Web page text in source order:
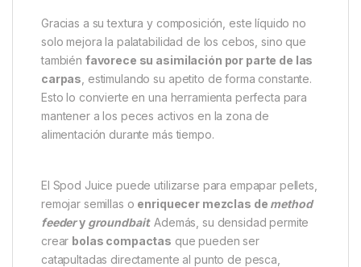
Gracias a su textura y composición, este líquido no
solo mejora la palatabilidad de los cebos, sino que
también favorece su asimilación por parte de las
carpas , estimulando su apetito de forma constante.
Esto lo convierte en una herramienta perfecta para
mantener a los peces activos en la zona de
alimentación durante más tiempo.
El Spod Juice puede utilizarse para empapar pellets,
remojar semillas o enriquecer mezclas de method
feedery groundbait. Además, su densidad permite
crear bolas compactas que pueden ser
catapultadas directamente al punto de pesca,